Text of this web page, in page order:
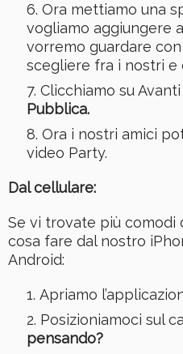
Ora mettiamo una
vogliamo aggiungere
vorremo guardare
scegliere fra i nostri e
Clicchiamo su
Pubblica.
Ora i nostri amici
video Party.
Dal cellulare:
Se vi trovate più comodi
cosa fare dal nostro
Android:
Apriamo
Posizioniamoci sul
pensando?